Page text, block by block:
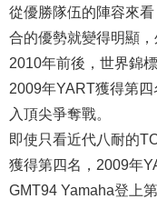
從優勝隊伍的陣容來
合的優勢就變得明顯
2010年前後，世界錦
2009年YART獲得第
入頂尖爭奪戰。
即使只看近代八耐的
獲得第四名，2009年
GMT94 Yamaha登上